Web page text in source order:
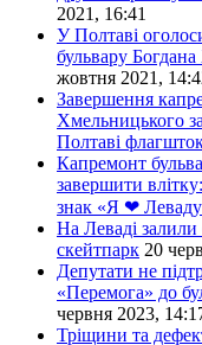
2021, 16:41
У Полтаві
бульвару
жовтня 2021,
Завершення
Хмельницького
Полтаві
Капремонт
завершити
знак «Я ❤
На Леваді залили
скейтпарк 20
Депутати не
«Перемога» до
червня 2023,
Тріщини та